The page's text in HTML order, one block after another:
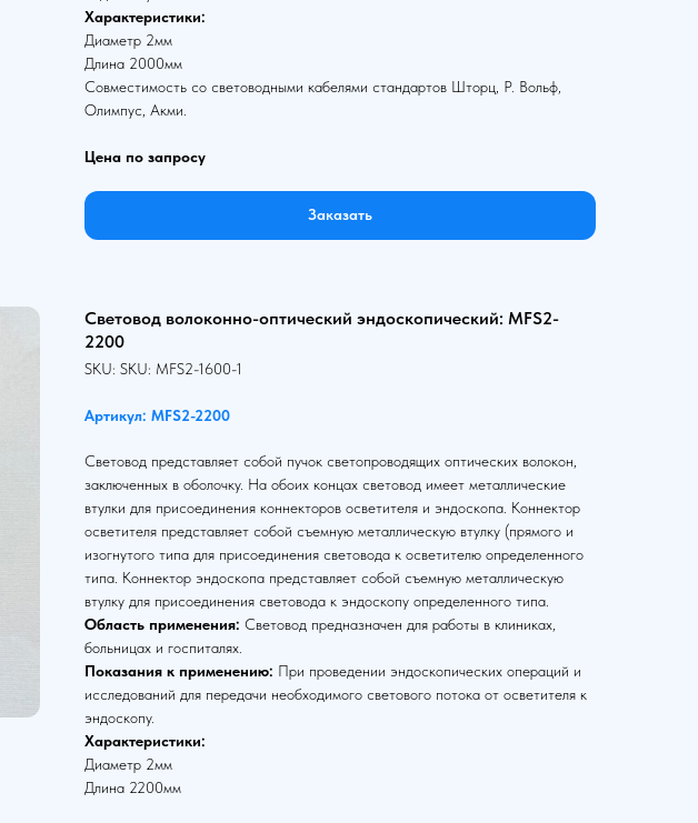
Характеристики:
Диаметр 2мм
Длина 2000мм
Совместимость со световодными кабелями стандартов Шторц, Р. Вольф,
Олимпус, Акми.
Цена по запросу
Заказать
Световод волоконно-оптический эндоскопический: MFS2-
2200
SKU: SKU: MFS2-1600-1
Артикул: MFS2-2200
Световод представляет собой пучок светопроводящих оптических волокон,
заключенных в оболочку. На обоих концах световод имеет металлические
втулки для присоединения коннекторов осветителя и эндоскопа. Коннектор
осветителя представляет собой съемную металлическую втулку (прямого и
изогнутого типа для присоединения световода к осветителю определенного
типа. Коннектор эндоскопа представляет собой съемную металлическую
втулку для присоединения световода к эндоскопу определенного типа.
Область применения: Световод предназначен для работы в клиниках,
больницах и госпиталях.
Показания к применению: При проведении эндоскопических операций и
исследований для передачи необходимого светового потока от осветителя к
эндоскопу.
Характеристики:
Диаметр 2мм
Длина 2200мм